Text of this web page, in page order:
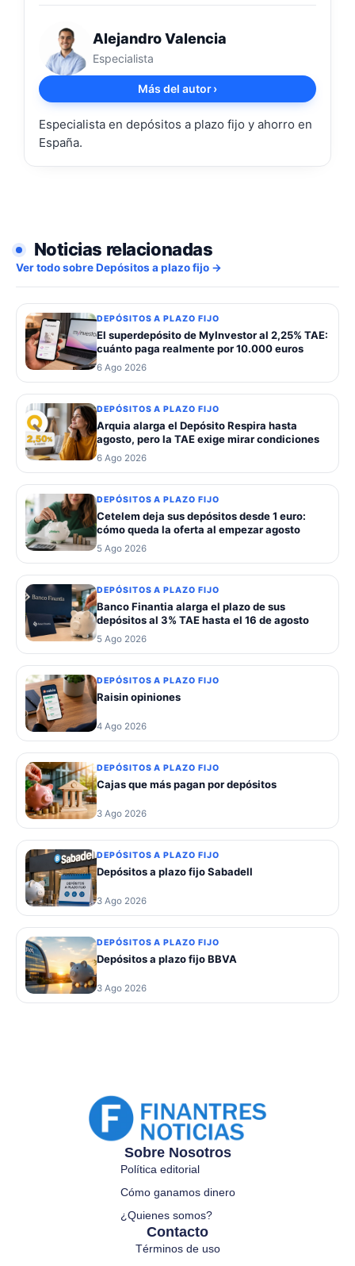
Alejandro Valencia
Especialista
Más del autor›
Especialista en depósitos a plazo fijo y ahorro en
España.
Noticias relacionadas
Ver todo sobre Depósitos a plazo fijo →
DEPÓSITOS A PLAZO FIJO
El superdepósito de MyInvestor al 2,25% TAE:
cuánto paga realmente por 10.000 euros
6 Ago 2026
DEPÓSITOS A PLAZO FIJO
Arquia alarga el Depósito Respira hasta
agosto, pero la TAE exige mirar condiciones
6 Ago 2026
DEPÓSITOS A PLAZO FIJO
Cetelem deja sus depósitos desde 1 euro:
cómo queda la oferta al empezar agosto
5 Ago 2026
DEPÓSITOS A PLAZO FIJO
Banco Finantia alarga el plazo de sus
depósitos al 3% TAE hasta el 16 de agosto
5 Ago 2026
DEPÓSITOS A PLAZO FIJO
Raisin opiniones
4 Ago 2026
DEPÓSITOS A PLAZO FIJO
Cajas que más pagan por depósitos
3 Ago 2026
DEPÓSITOS A PLAZO FIJO
Depósitos a plazo fijo Sabadell
3 Ago 2026
DEPÓSITOS A PLAZO FIJO
Depósitos a plazo fijo BBVA
3 Ago 2026
Sobre Nosotros
Política editorial
Cómo ganamos dinero
¿Quienes somos?
Contacto
Términos de uso